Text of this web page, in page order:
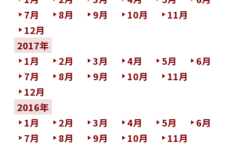
7月
8月 9月 10月
11月
12月
2017年
1月
2月 3月 4月 5月
6月
7月
8月 9月 10月
11月
12月
2016年
1月
2月 3月 4月 5月
6月
7月
8月 9月 10月
11月